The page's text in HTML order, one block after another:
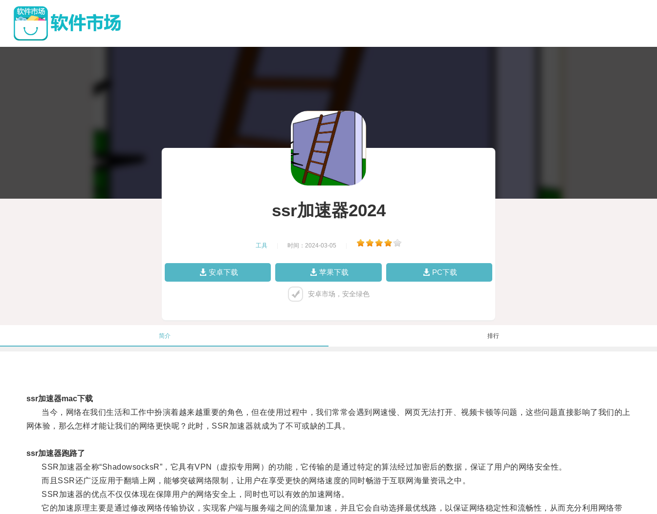
ssr加速器2024
工具 时间：2024-03-05
安卓下载 苹果下载 PC下载
安卓市场，安全绿色
简介 排行
ssr加速器mac下载
当今，网络在我们生活和工作中扮演着越来越重要的角色，但在使用过程中，我们常常会遇到网速慢、网页无法打开、视频卡顿等问题，这些问题直接影响了我们的上
网体验，那么怎样才能让我们的网络更快呢？此时，SSR加速器就成为了不可或缺的工具。
ssr加速器跑路了
SSR加速器全称“ShadowsocksR”，它具有VPN（虚拟专用网）的功能，它传输的是通过特定的算法经过加密后的数据，保证了用户的网络安全性。
而且SSR还广泛应用于翻墙上网，能够突破网络限制，让用户在享受更快的网络速度的同时畅游于互联网海量资讯之中。
SSR加速器的优点不仅仅体现在保障用户的网络安全上，同时也可以有效的加速网络。
它的加速原理主要是通过修改网络传输协议，实现客户端与服务端之间的流量加速，并且它会自动选择最优线路，以保证网络稳定性和流畅性，从而充分利用网络带